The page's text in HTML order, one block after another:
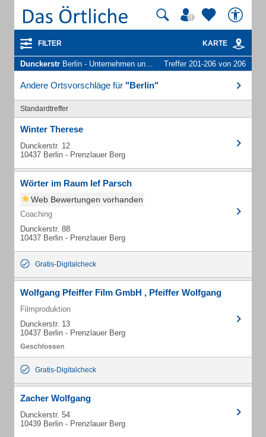
FILTER KARTE
Dunckerstr Berlin - Unternehmen und Personen Treffer 201-206 von 206
Andere Ortsvorschläge für "Berlin"
Standardtreffer
Winter Therese
Dunckerstr. 12
10437 Berlin - Prenzlauer Berg
Wörter im Raum Ief Parsch
Web Bewertungen vorhanden
Coaching
Dunckerstr. 88
10437 Berlin - Prenzlauer Berg
Gratis-Digitalcheck
Wolfgang Pfeiffer Film GmbH , Pfeiffer Wolfgang
Filmproduktion
Dunckerstr. 13
10437 Berlin - Prenzlauer Berg
Gratis-Digitalcheck
Zacher Wolfgang
Dunckerstr. 54
10439 Berlin - Prenzlauer Berg